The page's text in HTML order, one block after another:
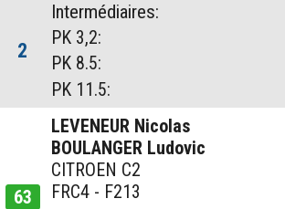
2
Intermédiaires:
PK 3,2:
PK 8.5:
PK 11.5:
63
LEVENEUR Nicolas
BOULANGER Ludovic
CITROEN C2
FRC4 - F213